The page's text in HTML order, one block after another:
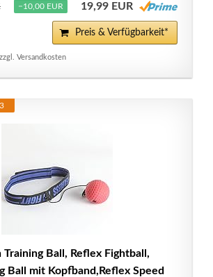
−10,00 EUR 19,99 EUR
Preis & Verfügbarkeit*
Versandkosten
Training Ball, Reflex Fightball,
Ball mit Kopfband,Reflex Speed